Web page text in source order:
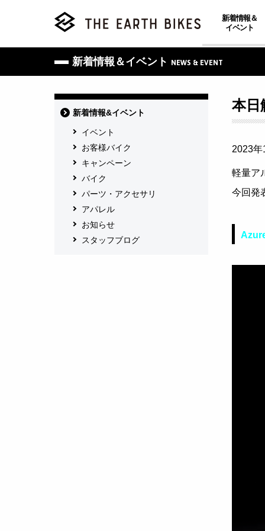
新着情報＆
イベント
新着情報＆イベント NEWS & EVENT
本日
2023
軽量ア
今回発
新着情報&イベント
イベント
お客様バイク
キャンペーン
バイク
パーツ・アクセサリ
アパレル
お知らせ
スタッフブログ